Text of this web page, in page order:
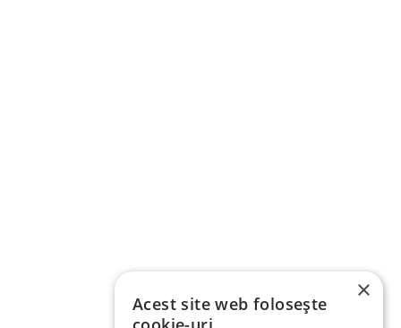
×
Acest site web folosește